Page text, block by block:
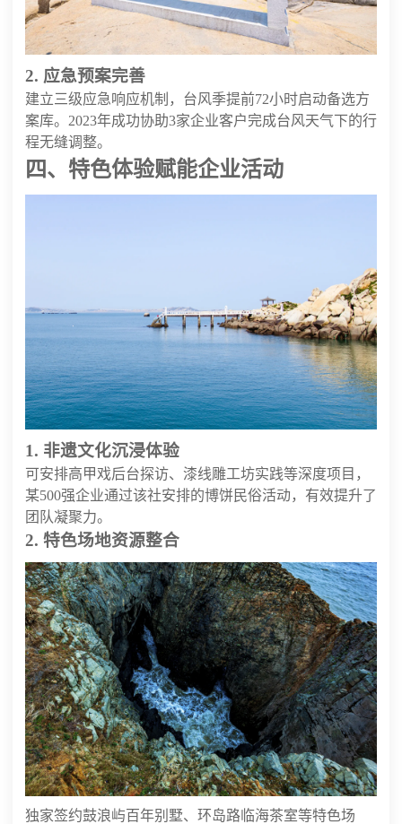
2. 应急预案完善
建立三级应急响应机制，台风季提前72小时启动备选方
案库。2023年成功协助3家企业客户完成台风天气下的行
程无缝调整。
四、特色体验赋能企业活动
1. 非遗文化沉浸体验
可安排高甲戏后台探访、漆线雕工坊实践等深度项目，
某500强企业通过该社安排的博饼民俗活动，有效提升了
团队凝聚力。
2. 特色场地资源整合
独家签约鼓浪屿百年别墅、环岛路临海茶室等特色场